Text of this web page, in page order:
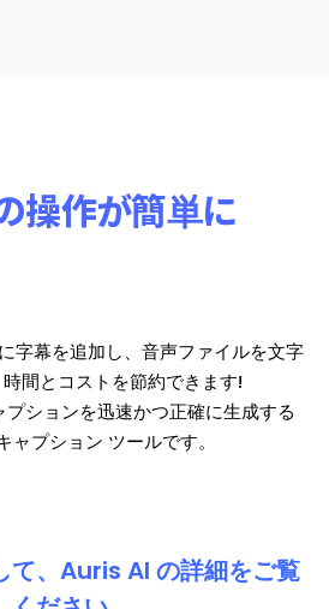
操作が簡単に
字幕を追加し、音声ファイルを文字
間とコストを節約できます!
ションを迅速かつ正確に生成する
ャプション ツールです。
て、Auris AI の詳細をご覧